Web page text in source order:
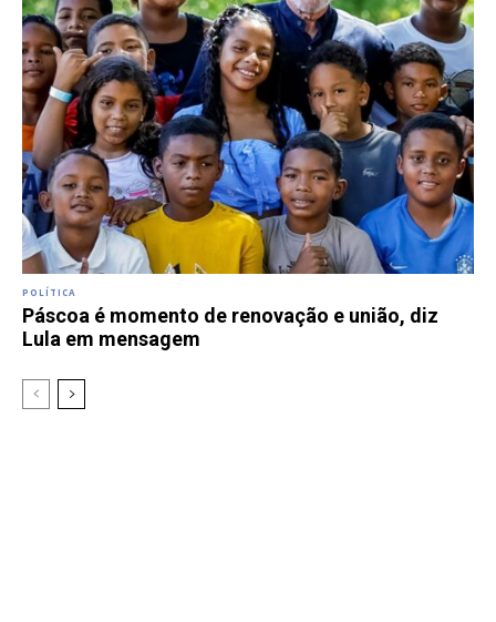
POLÍTICA
Páscoa é momento de renovação e união, diz
Lula em mensagem